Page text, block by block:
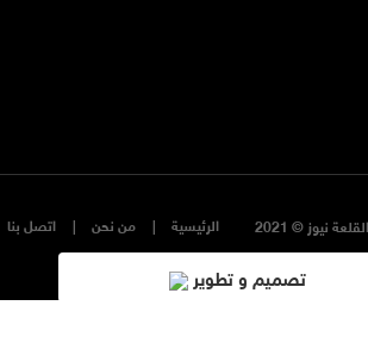
نيوز © 2021 اتصل بنا من نحن الرئيسية
تصميم و تطوير